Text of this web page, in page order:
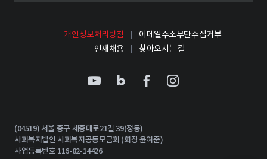
개인정보처리방침
이메일주소무단수집거부
인재채용
찾아오시는 길
(04519) 서울 중구 세종대로21길 39(정동)
사회복지법인 사회복지공동모금회 (회장 윤여준)
사업등록번호 116-82-14426